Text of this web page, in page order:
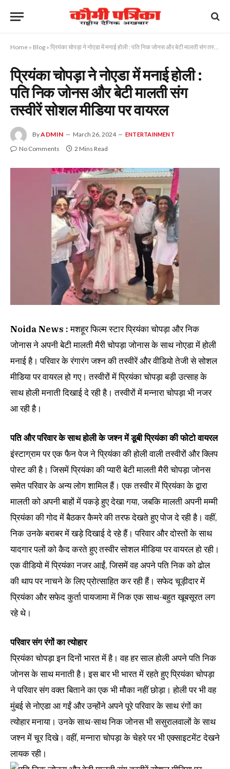
Home » Blog » प्रियंका चोपड़ा ने नोएडा में मनाई होली : पति निक जोनस और बेटी मालती संग तस्वीरें सोशल मीडिया पर वायरल
प्रियंका चोपड़ा ने नोएडा में मनाई होली :
पति निक जोनस और बेटी मालती संग
तस्वीरें सोशल मीडिया पर वायरल
ByADMIN March 26, 2024 ENTERTAINMENT
No Comments 2 Mins Read
Noida News :मशहूर फिल्म स्टार प्रियंका चोपड़ा और निक
जोनास ने अपनी बेटी मालती मैरी चोपड़ा जोनास के साथ नोएडा में होली
मनाई है। परिवार के रंगारंग जश्न की तस्वीरें और वीडियो तेजी से सोशल
मीडिया पर वायरल हो गए। तस्वीरों में प्रियंका चोपड़ा बड़ी उत्साह के
साथ होली मनाती दिखाई दे रही है। तस्वीरों में मन्नारा चोपड़ा भी नजर
आ रही है।
पति और परिवार के साथ होली के जश्न में डूबी प्रियंका की फोटो वायरल
इंस्टाग्राम पर एक फैन पेज ने प्रियंका की होली वाली तस्वीरों और क्लिप
पोस्ट की है। जिसमें प्रियंका की प्यारी बेटी मालती मैरी चोपड़ा जोनस
समेत परिवार के अन्य लोग शामिल हैं। एक तस्वीर में प्रियंका के द्वारा
मालती को अपनी बाहों में पकड़े हुए देखा गया, जबकि मालती अपनी मम्मी
प्रियंका की गोद में बैठकर कैमरे की तरफ देखते हुए पोज दे रही है। वहीं,
निक उनके बराबर में खड़े दिखाई दे रहे हैं। परिवार और दोस्तों के साथ
यादगार पलों को कैद करते हुए तस्वीर सोशल मीडिया पर वायरल हो रही।
एक वीडियो में प्रियंका नजर आईं, जिसमें वह अपने पति निक को ढोल
की थाप पर नाचने के लिए प्रोत्साहित कर रही हैं। सफेद चूड़ीदार में
प्रियंका और सफेद कुर्ता पायजामा में निक एक साथ-बहुत खूबसूरत लग
रहे थे।
परिवार संग रंगों का त्योहार
प्रियंका चोपड़ा इन दिनों भारत में है। वह हर साल होली अपने पति निक
जोनस के साथ मनाती है। इस बार भी भारत में रहते हुए प्रियंका चोपड़ा
ने परिवार संग वक्त बिताने का एक भी मौका नहीं छोड़ा। होली पर भी वह
मुंबई से नोएडा आ गईं और उन्होंने अपने पूरे परिवार के साथ रंगों का
त्योहार मनाया। उनके साथ-साथ निक जोनस भी ससुरालवालों के साथ
जश्न में चूर दिखे। वहीं, मन्नारा चोपड़ा के चेहरे पर भी एक्साइटमेंट देखने
लायक रही।